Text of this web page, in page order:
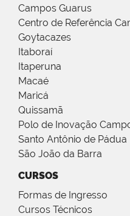
Campos Guarus
Centro de Referência
Goytacazes
Itaboraí
Itaperuna
Macaé
Maricá
Quissamã
Polo de Inovação
Santo Antônio de Pádua
São João da Barra
CURSOS
Formas de Ingresso
Cursos Técnicos